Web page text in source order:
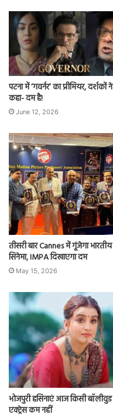
पटना में ‘गवर्नर’ का प्रीमियर, दर्शकों ने
कहा- दम है!
June 12, 2026
तीसरी बार Cannes में गूंजेगा भारतीय
सिनेमा, IMPA दिखाएगा दम
May 15, 2026
भोजपुरी हसिनाएं आज किसी बॉलीवुड
एक्ट्रेस कम नहीं